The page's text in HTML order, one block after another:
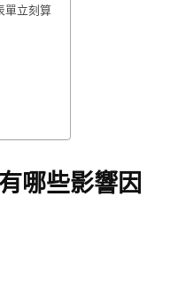
單立刻算
哪些影響因